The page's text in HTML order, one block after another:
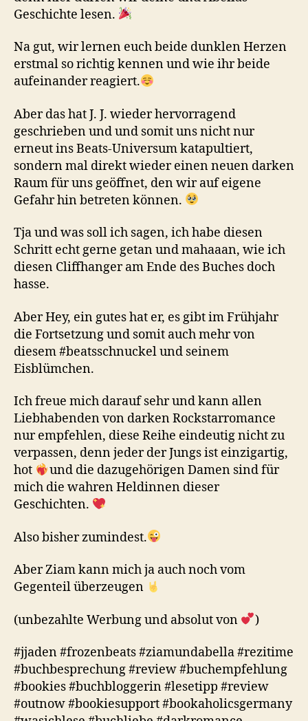
Geschichte lesen.
Na gut, wir lernen euch beide dunklen Herzen
erstmal so richtig kennen und wie ihr beide
aufeinander reagiert.
Aber das hat J. J. wieder hervorragend
geschrieben und und somit uns nicht nur
erneut ins Beats-Universum katapultiert,
sondern mal direkt wieder einen neuen darken
Raum für uns geöffnet, den wir auf eigene
Gefahr hin betreten können.
Tja und was soll ich sagen, ich habe diesen
Schritt echt gerne getan und mahaaan, wie ich
diesen Cliffhanger am Ende des Buches doch
hasse.
Aber Hey, ein gutes hat er, es gibt im Frühjahr
die Fortsetzung und somit auch mehr von
diesem #beatsschnuckel und seinem
Eisblümchen.
Ich freue mich darauf sehr und kann allen
Liebhabenden von darken Rockstarromance
nur empfehlen, diese Reihe eindeutig nicht zu
verpassen, denn jeder der Jungs ist einzigartig,
hot
und die dazugehörigen Damen sind für
mich die wahren Heldinnen dieser
Geschichten.
Also bisher zumindest.
Aber Ziam kann mich ja auch noch vom
Gegenteil überzeugen
(unbezahlte Werbung und absolut von )
#jjaden #frozenbeats #ziamundabella #rezitime
#buchbesprechung #review #buchempfehlung
#bookies #buchbloggerin #lesetipp #review
#outnow #bookiesupport #bookaholicsgermany